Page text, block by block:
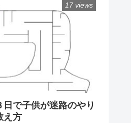
日で子供が迷路のやり
え方
17 views